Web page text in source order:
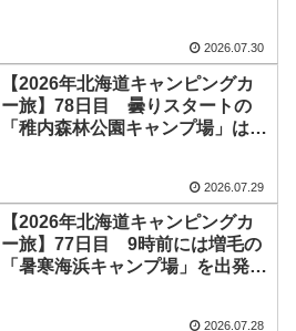
見たりして過ごしました♪明日か
ら少しずつ天気は回復するようで
す！
2026.07.30
【2026年北海道キャンピングカ
ー旅】78日目 曇りスタートの
「稚内森林公園キャンプ場」は快
いただきました＼(^o^)／ 始ま
ったばかりの稚内滞在は既に楽し
い♪
2026.07.29
【2026年北海道キャンピングカ
ー旅】77日目 9時前には増毛の
「暑寒海浜キャンプ場」を出発
2026.07.28